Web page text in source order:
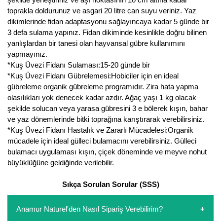
toprakla doldurunuz ve asgari 20 litre can suyu veriniz. Yaz
dikimlerinde fidan adaptasyonu sağlayıncaya kadar 5 günde bir
3 defa sulama yapınız. Fidan dikiminde kesinlikle doğru bilinen
yanlışlardan bir tanesi olan hayvansal gübre kullanımını
yapmayınız.
*Kuş Üvezi Fidanı Sulaması:15-20 günde bir
*Kuş Üvezi Fidanı Gübrelemesi:Hobiciler için en ideal
gübreleme organik gübreleme programıdır. Zira hata yapma
olasılıkları yok denecek kadar azdır. Ağaç yaşı 1 kg olacak
şekilde solucan veya yarasa gübresini 3 e bölerek kışın, bahar
ve yaz dönemlerinde bitki toprağına karıştırarak verebilirsiniz.
*Kuş Üvezi Fidanı Hastalık ve Zararlı Mücadelesi:Organik
mücadele için ideal gülleci bulamacını verebilirsiniz. Gülleci
bulamacı uygulaması kışın, çiçek döneminde ve meyve nohut
büyüklüğüne geldiğinde verilebilir.
Sıkça Sorulan Sorular (SSS)
Anamur Naturel'den Nasıl Sipariş Verebilirim?
Yaban Mersini Fidanı